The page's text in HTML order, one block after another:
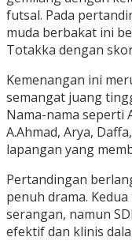
futsal. Pada
muda berbakat ini
Totakka dengan
Kemenangan ini
semangat juang
Nama-nama seperti
A.Ahmad, Arya,
lapangan yang
Pertandingan
penuh drama.
serangan, namun
efektif dan klinis